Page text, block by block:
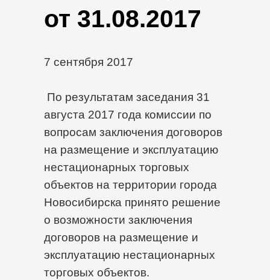
от 31.08.2017
7 сентября 2017
По результатам заседания 31
августа 2017 года комиссии по
вопросам заключения договоров
на размещение и эксплуатацию
нестационарных торговых
объектов на территории города
Новосибирска принято решение
о возможности заключения
договоров на размещение и
эксплуатацию нестационарных
торговых объектов.